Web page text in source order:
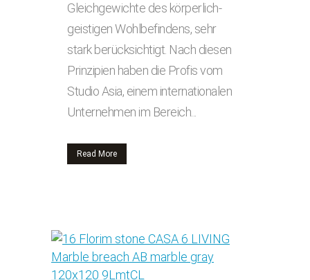
Gleichgewichte des körperlich-
geistigen Wohlbefindens, sehr
stark berücksichtigt. Nach diesen
Prinzipien haben die Profis vom
Studio Asia, einem internationalen
Unternehmen im Bereich...
Read More